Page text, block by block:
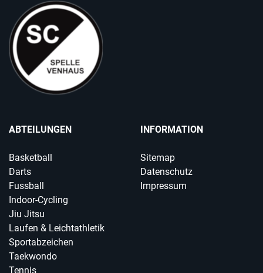
ABTEILUNGEN
Basketball
Darts
Fussball
Indoor-Cycling
Jiu Jitsu
Laufen & Leichtathletik
Sportabzeichen
Taekwondo
Tennis
INFORMATION
Sitemap
Datenschutz
Impressum